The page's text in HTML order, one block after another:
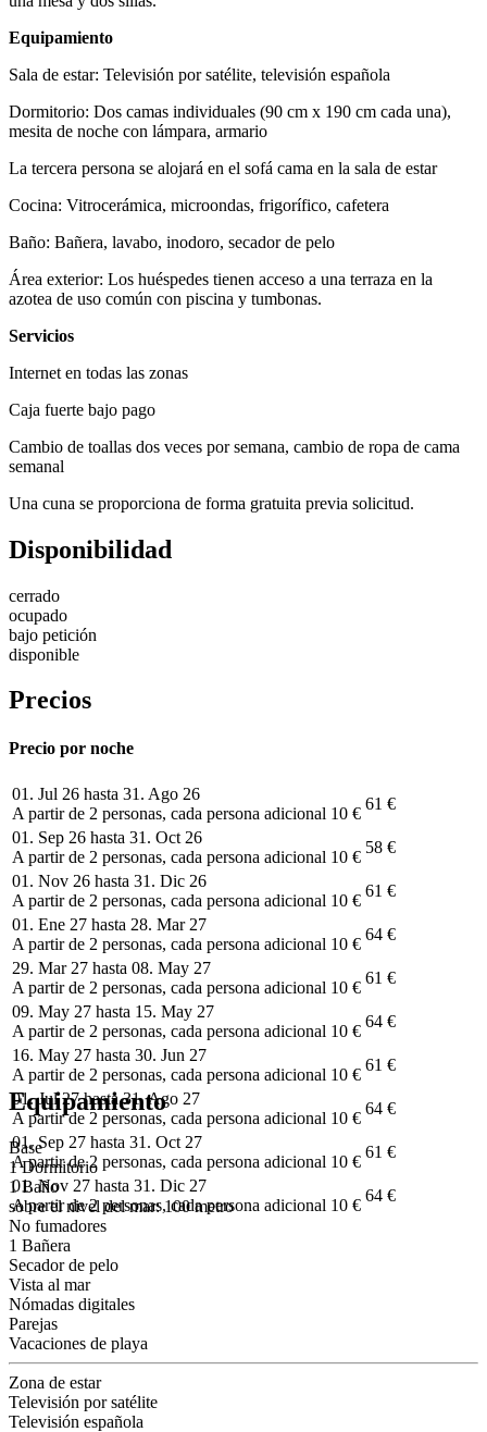
Equipamiento
Sala de estar: Televisión por satélite, televisión española
Dormitorio: Dos camas individuales (90 cm x 190 cm cada una),
mesita de noche con lámpara, armario
La tercera persona se alojará en el sofá cama en la sala de estar
Cocina: Vitrocerámica, microondas, frigorífico, cafetera
Baño: Bañera, lavabo, inodoro, secador de pelo
Área exterior: Los huéspedes tienen acceso a una terraza en la
azotea de uso común con piscina y tumbonas.
Servicios
Internet en todas las zonas
Caja fuerte bajo pago
Cambio de toallas dos veces por semana, cambio de ropa de cama
semanal
Una cuna se proporciona de forma gratuita previa solicitud.
Disponibilidad
cerrado
ocupado
bajo petición
disponible
Precios
Precio por noche
01. Jul 26 hasta 31. Ago 26
A partir de 2 personas, cada persona adicional 10 €
61 €
01. Sep 26 hasta 31. Oct 26
A partir de 2 personas, cada persona adicional 10 €
58 €
01. Nov 26 hasta 31. Dic 26
A partir de 2 personas, cada persona adicional 10 €
61 €
01. Ene 27 hasta 28. Mar 27
A partir de 2 personas, cada persona adicional 10 €
64 €
29. Mar 27 hasta 08. May 27
A partir de 2 personas, cada persona adicional 10 €
61 €
09. May 27 hasta 15. May 27
A partir de 2 personas, cada persona adicional 10 €
64 €
16. May 27 hasta 30. Jun 27
A partir de 2 personas, cada persona adicional 10 €
61 €
01. Jul 27 hasta 31. Ago 27
A partir de 2 personas, cada persona adicional 10 €
64 €
01. Sep 27 hasta 31. Oct 27
A partir de 2 personas, cada persona adicional 10 €
61 €
01. Nov 27 hasta 31. Dic 27
A partir de 2 personas, cada persona adicional 10 €
64 €
Equipamiento
Base
1 Dormitorio
1 Baño
sobre el nivel del mar: 100 metro
No fumadores
1 Bañera
Secador de pelo
Vista al mar
Nómadas digitales
Parejas
Vacaciones de playa
Zona de estar
Televisión por satélite
Televisión española